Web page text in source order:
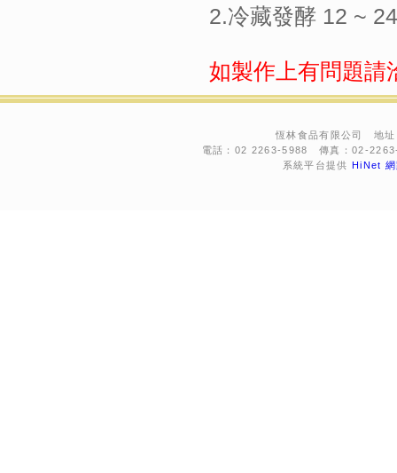
2.冷藏發酵 12 ~
如製作上有問題請
恆林食品有限公司 地址
電話：02 2263-5988 傳真：02-
系統平台提供HiNet 網